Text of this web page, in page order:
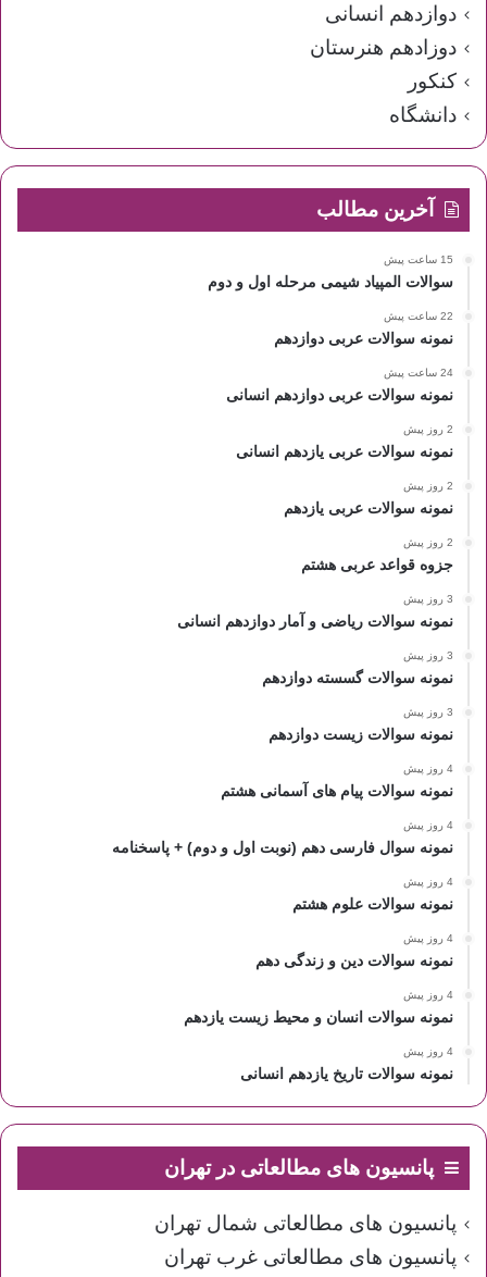
دوازدهم انسانی
دوزادهم هنرستان
کنکور
دانشگاه
آخرین مطالب
15 ساعت پیش
سوالات المپیاد شیمی مرحله اول و دوم
22 ساعت پیش
نمونه سوالات عربی دوازدهم
24 ساعت پیش
نمونه سوالات عربی دوازدهم انسانی
2 روز پیش
نمونه سوالات عربی یازدهم انسانی
2 روز پیش
نمونه سوالات عربی یازدهم
2 روز پیش
جزوه قواعد عربی هشتم
3 روز پیش
نمونه سوالات ریاضی و آمار دوازدهم انسانی
3 روز پیش
نمونه سوالات گسسته دوازدهم
3 روز پیش
نمونه سوالات زیست دوازدهم
4 روز پیش
نمونه سوالات پیام های آسمانی هشتم
4 روز پیش
نمونه سوال فارسی دهم (نوبت اول و دوم) + پاسخنامه
4 روز پیش
نمونه سوالات علوم هشتم
4 روز پیش
نمونه سوالات دین و زندگی دهم
4 روز پیش
نمونه سوالات انسان و محیط زیست یازدهم
4 روز پیش
نمونه سوالات تاریخ یازدهم انسانی
پانسیون های مطالعاتی در تهران
پانسیون های مطالعاتی شمال تهران
پانسیون های مطالعاتی غرب تهران